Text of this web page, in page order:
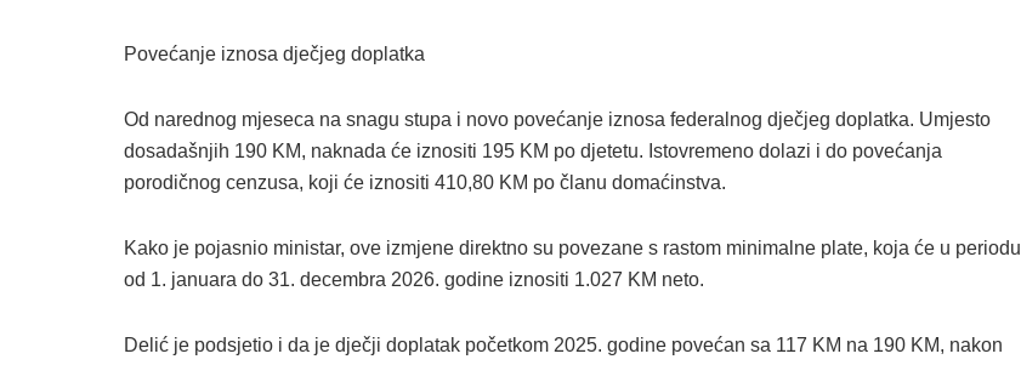
Povećanje iznosa dječjeg doplatka
Od narednog mjeseca na snagu stupa i novo povećanje iznosa federalnog dječjeg doplatka. Umjesto
dosadašnjih 190 KM, naknada će iznositi 195 KM po djetetu. Istovremeno dolazi i do povećanja
porodičnog cenzusa, koji će iznositi 410,80 KM po članu domaćinstva.
Kako je pojasnio ministar, ove izmjene direktno su povezane s rastom minimalne plate, koja će u periodu
od 1. januara do 31. decembra 2026. godine iznositi 1.027 KM neto.
Delić je podsjetio i da je dječji doplatak početkom 2025. godine povećan sa 117 KM na 190 KM, nakon